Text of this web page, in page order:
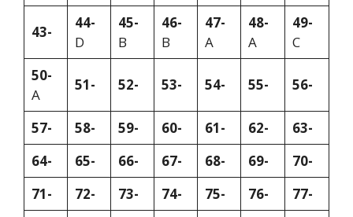
43-
44-
D
45-
B
46-
B
47-
A
48-
A
49-
C
50-
A
51- 52- 53- 54- 55- 56-
57- 58- 59- 60- 61- 62-
63-
64-
65- 66- 67- 68- 69-
70-
71-
72- 73- 74- 75- 76-
77-